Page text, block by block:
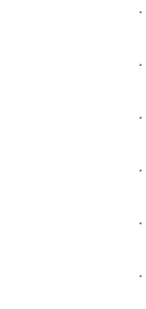
·
·
·
·
·
·